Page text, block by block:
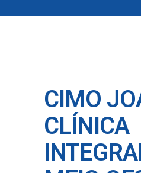
CIMO
CLÍNICA